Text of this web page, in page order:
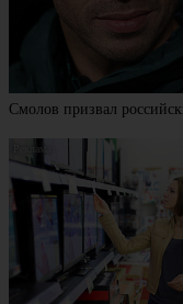
Смолов призвал